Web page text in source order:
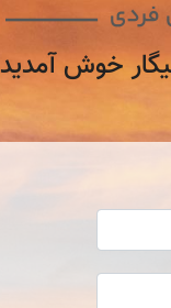
خوش آمدید